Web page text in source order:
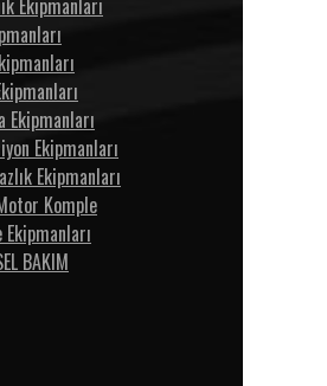
Ekipmanları
Ekipmanları
Ekipmanları
Ekipmanları
Komple
Ekipmanları
BAKIM